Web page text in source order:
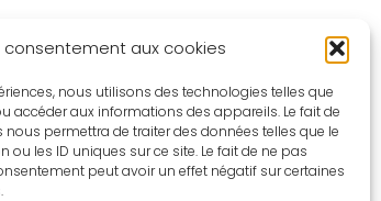
consentement aux cookies
nous utilisons des technologies telles que
accéder aux informations des appareils. Le fait de
permettra de traiter des données telles que le
les ID uniques sur ce site. Le fait de ne pas
peut avoir un effet négatif sur certaines